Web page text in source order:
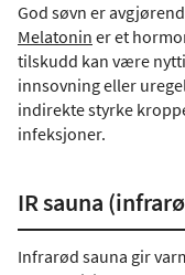
God søvn er
Melatonin er et
tilskudd kan være
innsovning eller
indirekte styrke
infeksjoner.
IR sauna
Infrarød sauna gir